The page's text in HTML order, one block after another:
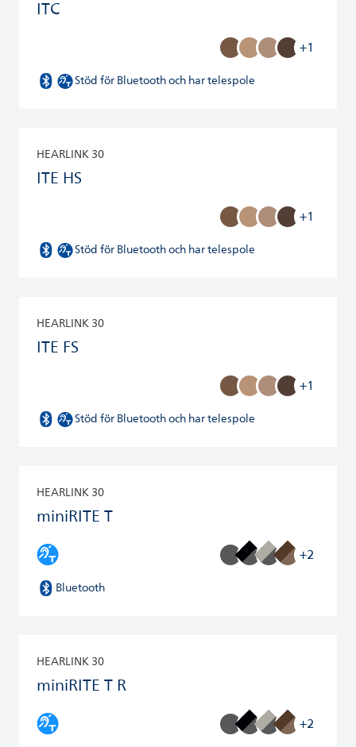
ITC
+1
Stöd för Bluetooth och har telespole
HEARLINK 30
ITE HS
+1
Stöd för Bluetooth och har telespole
HEARLINK 30
ITE FS
+1
Stöd för Bluetooth och har telespole
HEARLINK 30
miniRITE T
+2
Bluetooth
HEARLINK 30
miniRITE T R
+2